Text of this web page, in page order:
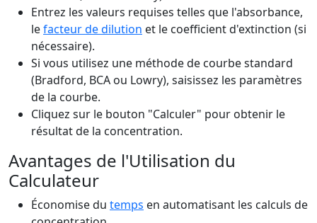
Entrez les valeurs requises telles que l'absorbance,
lefacteur de dilution et le coefficient d'extinction (si
nécessaire).
Si vous utilisez une méthode de courbe standard
(Bradford, BCA ou Lowry), saisissez les paramètres
de la courbe.
Cliquez sur le bouton "Calculer" pour obtenir le
résultat de la concentration.
Avantages de l'Utilisation du
Calculateur
Économise du temps en automatisant les calculs de